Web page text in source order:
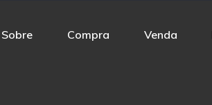
Sobre Compra Venda